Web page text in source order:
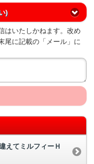
)
はいたしかねます。改め
尾に記載の「メール」に
えてミルフィーＨ